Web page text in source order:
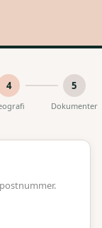
4 5
Dokumenter